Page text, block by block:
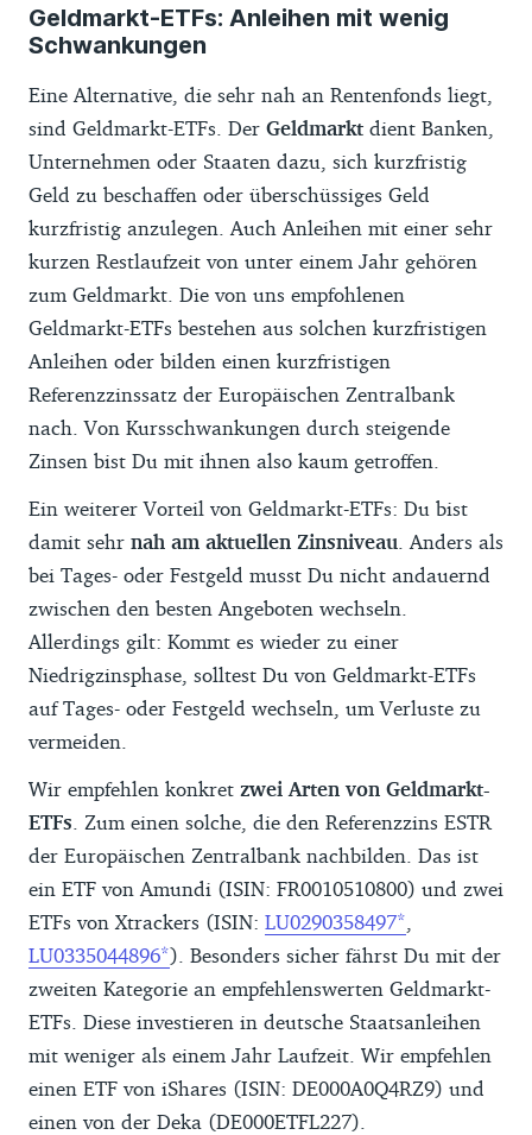
Geldmarkt-ETFs: Anleihen mit wenig
Schwankungen
Eine Alternative, die sehr nah an Rentenfonds liegt,
sind Geldmarkt-ETFs. Der Geldmarkt dient Banken,
Unternehmen oder Staaten dazu, sich kurzfristig
Geld zu beschaffen oder überschüssiges Geld
kurzfristig anzulegen. Auch Anleihen mit einer sehr
kurzen Restlaufzeit von unter einem Jahr gehören
zum Geldmarkt. Die von uns empfohlenen
Geldmarkt-ETFs bestehen aus solchen kurzfristigen
Anleihen oder bilden einen kurzfristigen
Referenzzinssatz der Europäischen Zentralbank
nach. Von Kursschwankungen durch steigende
Zinsen bist Du mit ihnen also kaum getroffen.
Ein weiterer Vorteil von Geldmarkt-ETFs: Du bist
damit sehr nah am aktuellen Zinsniveau . Anders als
bei Tages- oder Festgeld musst Du nicht andauernd
zwischen den besten Angeboten wechseln.
Allerdings gilt: Kommt es wieder zu einer
Niedrigzinsphase, solltest Du von Geldmarkt-ETFs
auf Tages- oder Festgeld wechseln, um Verluste zu
vermeiden.
Wir empfehlen konkret zwei Arten von Geldmarkt-
ETFs . Zum einen solche, die den Referenzzins ESTR
der Europäischen Zentralbank nachbilden. Das ist
ein ETF von Amundi (ISIN: FR0010510800) und zwei
ETFs von Xtrackers (ISIN: LU0290358497
LU0335044896 ). Besonders sicher fährst Du mit der
zweiten Kategorie an empfehlenswerten Geldmarkt-
ETFs. Diese investieren in deutsche Staatsanleihen
mit weniger als einem Jahr Laufzeit. Wir empfehlen
einen ETF von iShares (ISIN: DE000A0Q4RZ9) und
einen von der Deka (DE000ETFL227).